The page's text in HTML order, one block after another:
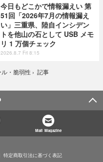
今日もどこかで情報漏えい 第
51回「2026年7月の情報漏え
い」三重県、陸自インシデン
トを他山の石として USB メモ
リ 1 万個チェック
2026.8.7 Fri 8:15
・脆弱性 › 記事
Mail Magazine
特定商取引法に基づく表記